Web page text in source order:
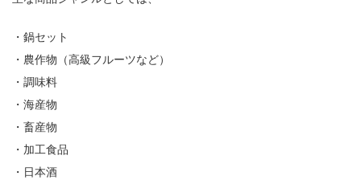
・鍋セット
・農作物（高級フルーツなど）
・調味料
・海産物
・畜産物
・加工食品
・日本酒